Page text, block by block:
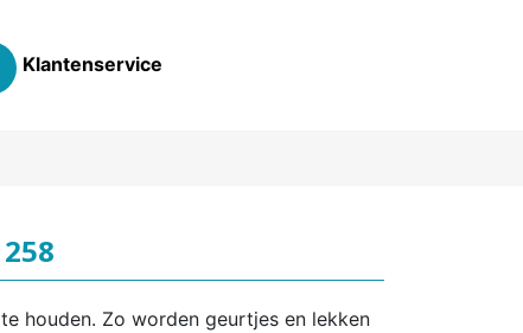
Klantenservice
houden. Zo worden geurtjes en lekken